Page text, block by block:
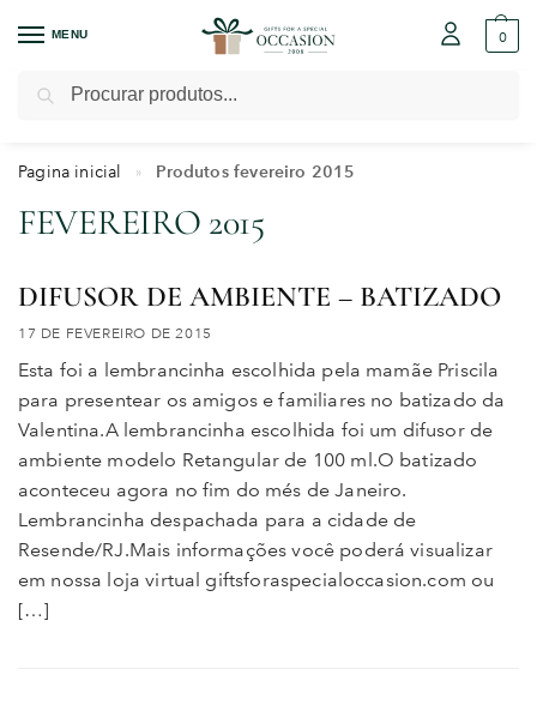
MENU 0
Pagina inicial » Produtos fevereiro 2015
FEVEREIRO 2015
DIFUSOR DE AMBIENTE – BATIZADO
17 DE FEVEREIRO DE 2015
Esta foi a lembrancinha escolhida pela mamãe Priscila
para presentear os amigos e familiares no batizado da
Valentina.A lembrancinha escolhida foi um difusor de
ambiente modelo Retangular de 100 ml.O batizado
aconteceu agora no fim do més de Janeiro.
Lembrancinha despachada para a cidade de
Resende/RJ.Mais informações você poderá visualizar
em nossa loja virtual giftsforaspecialoccasion.com ou
[…]